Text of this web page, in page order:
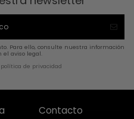
Para ello, consulte nuestra información
el aviso legal.
política de privacidad
Contacto